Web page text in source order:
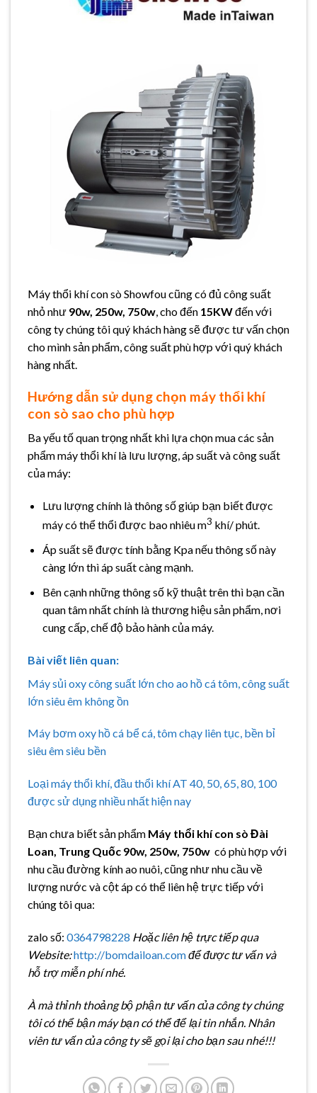
Máy thổi khí con sò Showfou cũng có đủ công suất
nhỏ như 90w, 250w, 750w, cho đến 15KWđến với
công ty chúng tôi quý khách hàng sẽ được tư vấn chọn
cho mình sản phẩm, công suất phù hợp với quý khách
hàng nhất.
Hướng dẫn sử dụng chọn máy thổi khí
con sò sao cho phù hợp
Ba yếu tố quan trọng nhất khi lựa chọn mua các sản
phẩm máy thổi khí là lưu lượng, áp suất và công suất
của máy:
Lưu lượng chính là thông số giúp bạn biết được
máy có thể thổi được bao nhiêu m3 khí/ phút.
Áp suất sẽ được tính bằng Kpa nếu thông số này
càng lớn thì áp suất càng mạnh.
Bên cạnh những thông số kỹ thuật trên thì bạn cần
quan tâm nhất chính là thương hiệu sản phẩm, nơi
cung cấp, chế độ bảo hành của máy.
Bài viết liên quan:
Máy sủi oxy công suất lớn cho ao hồ cá tôm, công suất
lớn siêu êm không ồn
Máy bơm oxy hồ cá bể cá, tôm chạy liên tục, bền bỉ
siêu êm siêu bền
Loại máy thổi khí, đầu thổi khí AT 40, 50, 65, 80, 100
được sử dụng nhiều nhất hiện nay
Bạn chưa biết sản phẩm Máy thổi khí con sò Đài
Loan, Trung Quốc 90w, 250w, 750w có phù hợp với
nhu cầu đường kính ao nuôi, cũng như nhu cầu về
lượng nước và cột áp có thể liên hệ trực tiếp với
chúng tôi qua:
zalo số: 0364798228 Hoặc liên hệ trực tiếp qua
Website:http://bomdailoan.comđể được tư vấn và
hỗ trợ miễn phí nhé.
À mà thỉnh thoảng bộ phận tư vấn của công ty chúng
tôi có thể bận máy bạn có thể để lại tin nhắn. Nhân
viên tư vấn của công ty sẽ gọi lại cho bạn sau nhé!!!